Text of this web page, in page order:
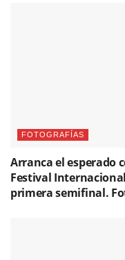
FOTOGRAFÍAS
Arranca el esperado
Festival
primera semifinal.